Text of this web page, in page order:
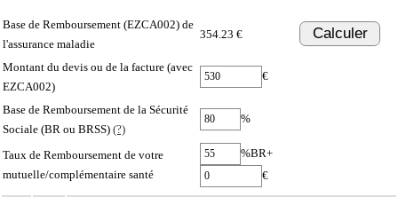
Base de Remboursement (EZCA002) de
l'assurance maladie
354.23 € Calculer
Montant du devis ou de la facture (avec
EZCA002)
€
Base de Remboursement de la Sécurité
Sociale (BR ou BRSS) (?)
%
Taux de Remboursement de votre
mutuelle/complémentaire santé
%BR+
€